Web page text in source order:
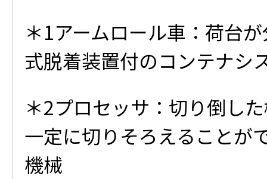
＊1アームロール車：荷台
式脱着装置付のコンテナシ
＊2プロセッサ：切り倒し
一定に切りそろえることが
機械